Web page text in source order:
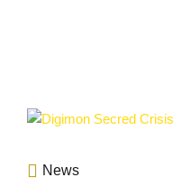
News